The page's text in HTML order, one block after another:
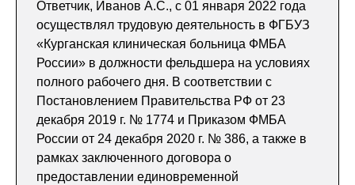
Ответчик, Иванов А.С., с 01 января 2022 года
осуществлял трудовую деятельность в ФГБУЗ
«Курганская клиническая больница ФМБА
России» в должности фельдшера на условиях
полного рабочего дня. В соответствии с
Постановлением Правительства РФ от 23
декабря 2019 г. № 1774 и Приказом ФМБА
России от 24 декабря 2020 г. № 386, а также в
рамках заключенного договора о
предоставлении единовременной